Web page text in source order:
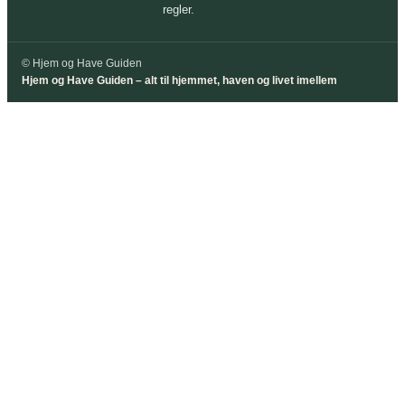
regler.
© Hjem og Have Guiden
Hjem og Have Guiden – alt til hjemmet, haven og livet imellem